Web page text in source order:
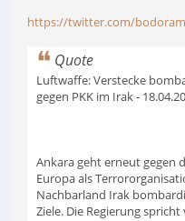
https://twitter.com/
Quote
Luftwaffe: Verstecke
gegen PKK im Irak -
Ankara geht erneut gegen
Europa als
Nachbarland Irak
Ziele. Die Regierung